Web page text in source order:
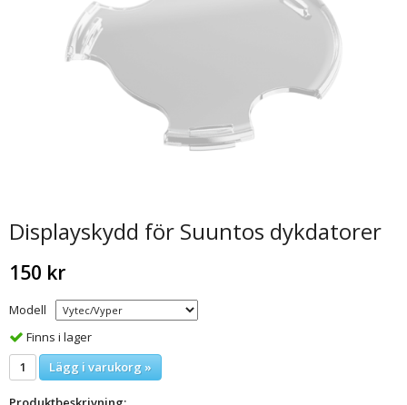
Displayskydd för Suuntos dykdatorer
150 kr
Modell
Finns i lager
Lägg i varukorg »